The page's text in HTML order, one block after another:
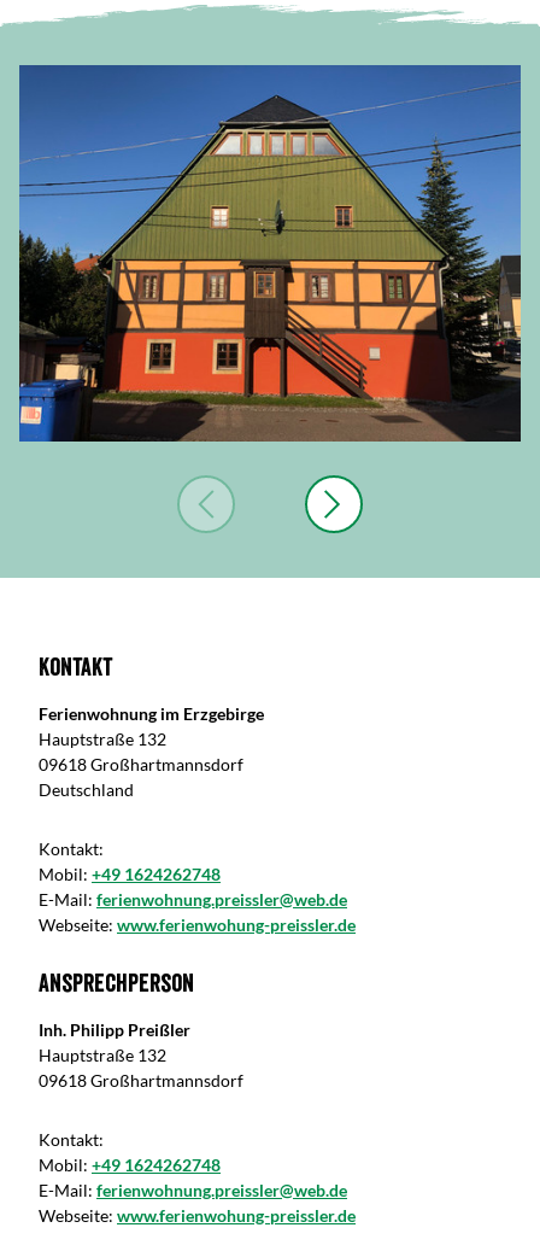
Kontakt
Ferienwohnung im Erzgebirge
Hauptstraße 132
09618 Großhartmannsdorf
Deutschland
Kontakt:
Mobil: +49 1624262748
E-Mail: ferienwohnung.preissler@web.de
Webseite: www.ferienwohung-preissler.de
Ansprechperson
Inh. Philipp Preißler
Hauptstraße 132
09618 Großhartmannsdorf
Kontakt:
Mobil: +49 1624262748
E-Mail: ferienwohnung.preissler@web.de
Webseite: www.ferienwohung-preissler.de